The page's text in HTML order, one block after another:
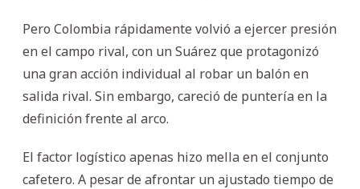
Pero Colombia rápidamente volvió a ejercer presión
en el campo rival, con un Suárez que protagonizó
una gran acción individual al robar un balón en
salida rival. Sin embargo, careció de puntería en la
definición frente al arco.
El factor logístico apenas hizo mella en el conjunto
cafetero. A pesar de afrontar un ajustado tiempo de